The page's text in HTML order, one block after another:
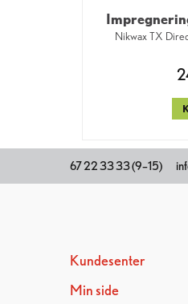
Nikwax TX
67 22 33 33 (9–15)
Kundesenter
Min side